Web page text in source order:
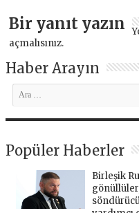
Bir yanıt yazın
açmalısınız.
Haber Arayın
Popüler Haberler
Birleşik